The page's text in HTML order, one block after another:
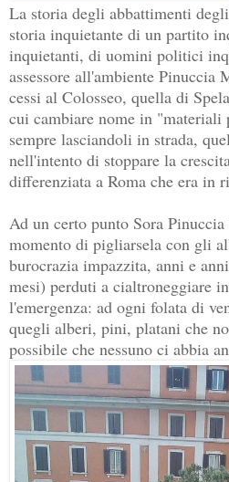
La storia degli abbattimenti
storia inquietante di un partito
inquietanti, di uomini politici
assessore all'ambiente Pinuccia
cessi al Colosseo, quella di
cui cambiare nome in "materiali
sempre lasciandoli in strada,
nell'intento di stoppare la
differenziata a Roma che era in
Ad un certo punto Sora
momento di pigliarsela con gli
burocrazia impazzita, anni e
mesi) perduti a cialtroneggiare
l'emergenza: ad ogni folata di
quegli alberi, pini, platani che
possibile che nessuno ci abbia